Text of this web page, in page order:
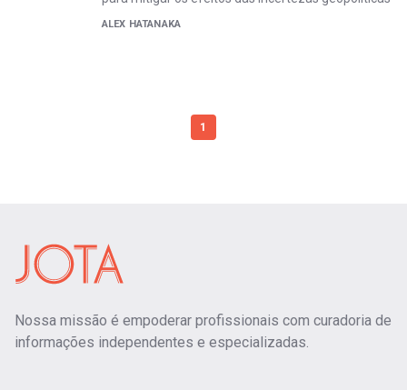
ALEX HATANAKA
1
Nossa missão é empoderar profissionais com curadoria de
informações independentes e especializadas.